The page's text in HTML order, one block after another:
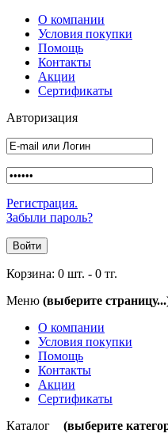
О компании
Условия покупки
Помощь
Контакты
Акции
Сертификаты
Авторизация
Регистрация.
Забыли пароль?
Корзина: 0 шт. - 0 тг.
Меню (выберите
О компании
Условия покупки
Помощь
Контакты
Акции
Сертификаты
Каталог
(выберите